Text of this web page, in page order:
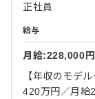
正社員
給与
月給:228,000
【年収のモデル
420万円／月給